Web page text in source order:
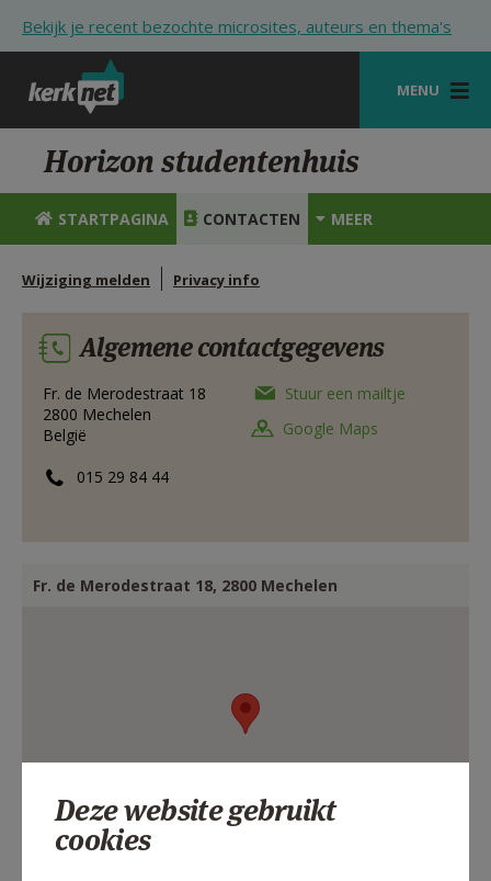
Bekijk je recent bezochte microsites, auteurs en thema's
MENU
STARTPAGINA
KERK
VIERINGEN
SHOP
ZOEKEN
HULP
STARTPAGINA PORTAAL
MIJN PAROCHIE
Horizon studentenhuis
STARTPAGINA CONTACTEN MEER
Wijziging melden Privacy info
Algemene contactgegevens
Fr. de Merodestraat 18
2800 Mechelen
België
015 29 84 44
Stuur een mailtje
Google Maps
Fr. de Merodestraat 18, 2800 Mechelen
Deze website gebruikt
cookies